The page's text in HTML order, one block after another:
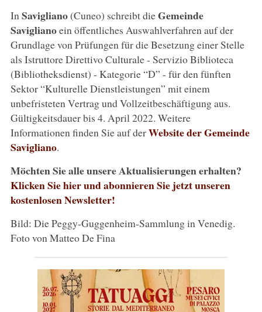
In Savigliano(Cuneo) schreibt dieGemeinde
Saviglianoein öffentliches Auswahlverfahren auf der
Grundlage von Prüfungen für die Besetzung einer Stelle
als Istruttore Direttivo Culturale - Servizio Biblioteca
(Bibliotheksdienst) - Kategorie “D” - für den fünften
Sektor “Kulturelle Dienstleistungen” mit einem
unbefristeten Vertrag und Vollzeitbeschäftigung aus.
Gültigkeitsdauer bis 4. April 2022. Weitere
Informationen finden Sie auf derWebsite der Gemeinde
Savigliano.
Möchten Sie alle unsere Aktualisierungen erhalten?
Klicken Sie hier und abonnieren Sie jetzt unseren
kostenlosen Newsletter!
Bild: Die Peggy-Guggenheim-Sammlung in Venedig.
Foto von Matteo De Fina